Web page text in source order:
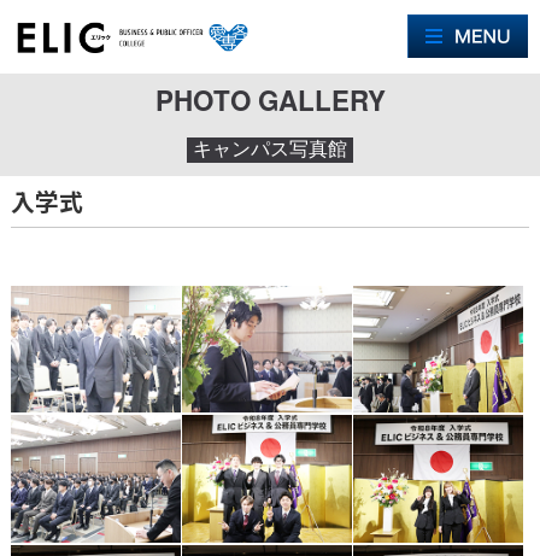
PHOTO GALLERY
キャンパス写真館
入学式